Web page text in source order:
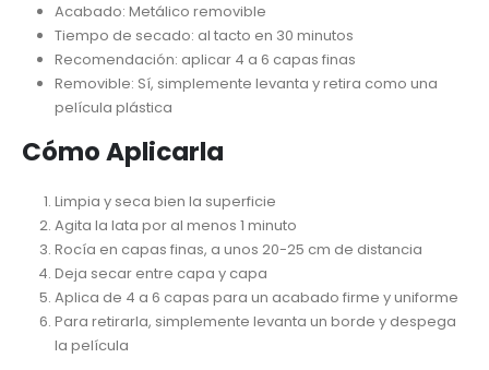
Acabado: Metálico removible
Tiempo de secado: al tacto en 30 minutos
Recomendación: aplicar 4 a 6 capas finas
Removible: Sí, simplemente levanta y retira como una
película plástica
Cómo Aplicarla
Limpia y seca bien la superficie
Agita la lata por al menos 1 minuto
Rocía en capas finas, a unos 20-25 cm de distancia
Deja secar entre capa y capa
Aplica de 4 a 6 capas para un acabado firme y uniforme
Para retirarla, simplemente levanta un borde y despega
la película